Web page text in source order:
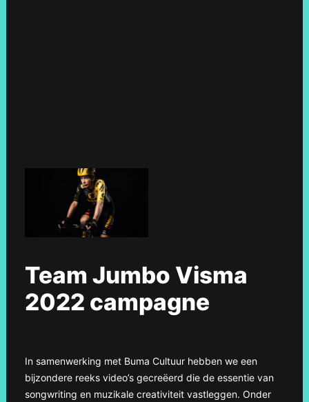
Team Jumbo Visma
2022 campagne
In samenwerking met Buma Cultuur hebben we een
bijzondere reeks video’s gecreëerd die de essentie van
songwriting en muzikale creativiteit vastleggen. Onder